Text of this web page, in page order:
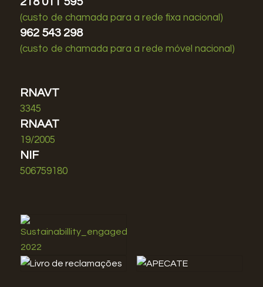
(custo de chamada para a rede fixa nacional)
962 543 298
(custo de chamada para a rede móvel nacional)
RNAVT
3345
RNAAT
19/2005
NIF
506759180